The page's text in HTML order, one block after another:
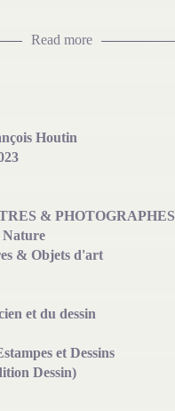
Read more
Houtin
& PHOTOGRAPHES
& Objets d'art
et du dessin
et Dessins
Dessin)